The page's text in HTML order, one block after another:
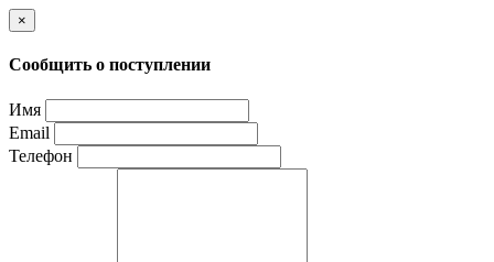
×
Сообщить о поступлении
Имя
Email
Телефон